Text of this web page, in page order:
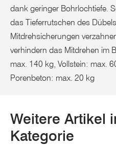
dank geringer Bohrlochtiefe.
das Tieferrutschen des
Mitdrehsicherungen
verhindern das Mitdrehen im
max. 140 kg, Vollstein: max.
Porenbeton: max. 20 kg
Weitere Artikel
Kategorie